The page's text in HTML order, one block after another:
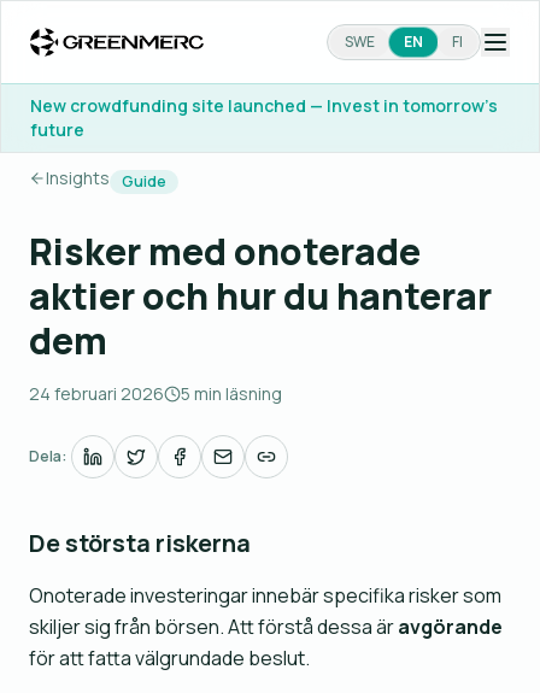
SWE EN FI
New crowdfunding site launched — Invest in tomorrow's
future
Insights Guide
Risker med onoterade
aktier och hur du hanterar
dem
24 februari 2026 5 min läsning
Dela:
De största riskerna
Onoterade investeringar innebär specifika risker som
skiljer sig från börsen. Att förstå dessa äravgörande
för att fatta välgrundade beslut.